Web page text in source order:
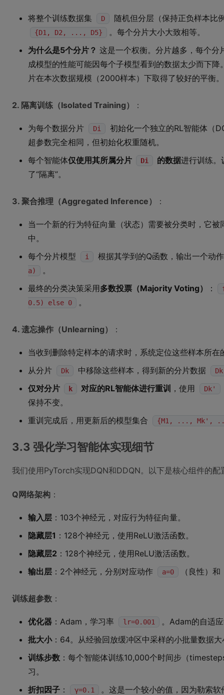
将整个训练数据集 D 随机但分层（保持正负样本比
{D1, D2, ..., D5}
。每个分片大小大致相等。
为什么是5个分片？ 这是一个权衡。分片越多，每个分
成模型的性能可能因每个子模型看到的数据太少而下
片在本次数据规模（2000样本）下取得了较好的平衡。
2. 隔离训练（Isolated Training） ：
为每个数据分片 Di
初始化一个独立的RL智能体（
超参数完全相同，但初始化权重随机。
每个智能体仅使用其所属分片 Di 的数据进行训练。
了“隔离”。
3. 聚合推理（Aggregated Inference） ：
当一个新的行为特征向量（状态）需要被分类时，它
中。
每个分片模型
i 根据其学到的Q函数，输出一个动
a)
。
最终的分类决策采用多数投票（Majority Voting） ：
0.5) else 0
。
4. 遗忘操作（Unlearning） ：
当收到删除特定样本的请求时，系统定位这些样本所
从分片
Dk 中移除这些样本，得到新的分片数据
仅对分片 k 对应的RL智能体进行重训 ，使用 Dk'
保持不变。
重训完成后，用更新后的模型集合
{M1, ..., Mk',
3.3 强化学习智能体实现细节
我们使用PyTorch实现DQN和DDQN。以下是核心组件的配
Q网络架构 ：
输入层 ：103个神经元，对应行为特征向量。
隐藏层1 ：128个神经元，使用ReLU激活函数。
隐藏层2 ：128个神经元，使用ReLU激活函数。
输出层 ：2个神经元，分别对应动作 a=0 （良性）和
训练超参数 ：
优化器 ：Adam，学习率 lr=0.001
。Adam的自适
批大小：64。从经验回放缓冲区中采样的小批量数据大
训练步数 ：每个智能体训练10,000个时间步（
习。
折扣因子 ： γ=0.1
。这是一个较小的值，因为勒索